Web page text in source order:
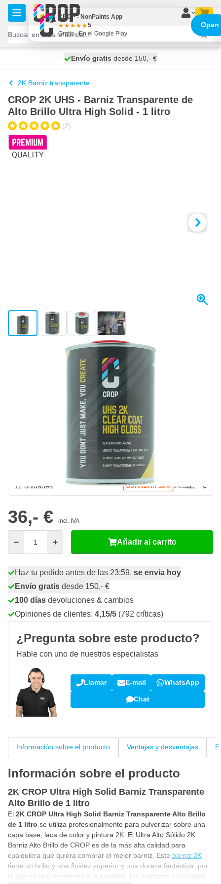
Ir al contenido
se envía hoy
Envío gratis desde 150,- €
100 días
2K Barniz transparente
CROP 2K UHS - Barniz Transparente de
Alto Brillo Ultra High Solid - 1 litro
(2)
View larger imageView larger imageView larger imageView larger image
CROP 2K UHS - Barniz Transparente de Alto Brillo Ultra High
GUARDAR 3%
GUARDAR 5%
12 unidades GUARDAR 10% p/ud32, €
36,- € incl. IVA
Añadir al carrito
Haz tu pedido antes de las 23:59, se envía hoy
Envío gratis desde 150,- €
100 días devoluciones & cambios
Opiniones de clientes: 4,15/5 (792 críticas)
¿Pregunta sobre este producto?
Hable con uno de nuestros especialistas
Llamar E-mail WhatsApp
Chat
Información sobre el producto Ventajas y desventajas
Información sobre el producto
2K CROP Ultra High Solid Barniz Transparente
Alto Brillo de 1 litro
El 2K CROP Ultra High Solid Barniz Transparente Alto Brillo
de 1 litro se utiliza profesionalmente para pulverizar sobre una
capa base, laca de color y pintura 2K. El Ultra Alto Sólido 2K
Barniz Alto Brillo de CROP es de la más alta calidad para
cualquiera que quiera comprar el mejor barniz. Este barniz 2K
tiene un brillo y una fluidez superior y una dureza fantástica, por
lo que es muy resistente a la gasolina, los arañazos y los rayos
CROP - NonPaints App
5
Gratis - En el Google Play
Open